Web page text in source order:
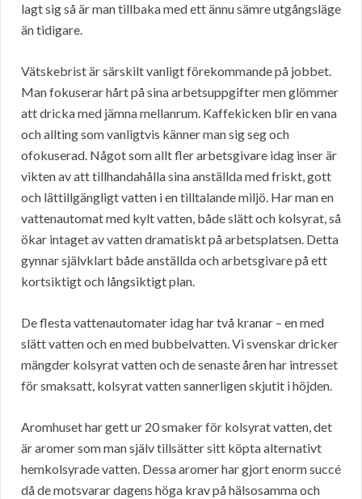
lagt sig så är man tillbaka med ett ännu sämre utgångsläge
än tidigare.
Vätskebrist är särskilt vanligt förekommande på jobbet.
Man fokuserar hårt på sina arbetsuppgifter men glömmer
att dricka med jämna mellanrum. Kaffekicken blir en vana
och allting som vanligtvis känner man sig seg och
ofokuserad. Något som allt fler arbetsgivare idag inser är
vikten av att tillhandahålla sina anställda med friskt, gott
och lättillgängligt vatten i en tilltalande miljö. Har man en
vattenautomat med kylt vatten, både slätt och kolsyrat, så
ökar intaget av vatten dramatiskt på arbetsplatsen. Detta
gynnar självklart både anställda och arbetsgivare på ett
kortsiktigt och långsiktigt plan.
De flesta vattenautomater idag har två kranar – en med
slätt vatten och en med bubbelvatten. Vi svenskar dricker
mängder kolsyrat vatten och de senaste åren har intresset
för smaksatt, kolsyrat vatten sannerligen skjutit i höjden.
Aromhuset har gett ur 20 smaker för kolsyrat vatten, det
är aromer som man själv tillsätter sitt köpta alternativt
hemkolsyrade vatten. Dessa aromer har gjort enorm succé
då de motsvarar dagens höga krav på hälsosamma och